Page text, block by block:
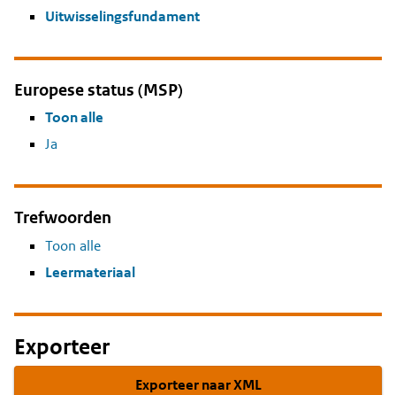
Uitwisselingsfundament
Europese status (MSP)
Toon alle
Ja
Trefwoorden
Toon alle
Leermateriaal
Exporteer
Exporteer naar XML